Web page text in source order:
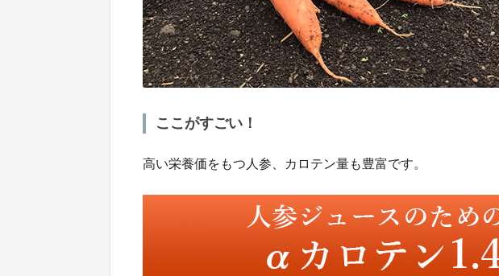
ここがすごい！
高い栄養価をもつ人参、カロテン量も豊富です。